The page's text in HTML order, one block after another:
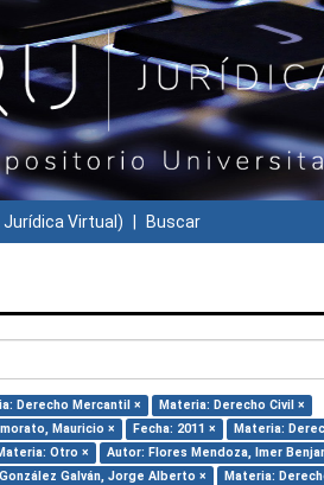
Virtual) Buscar
Derecho Mercantil ×
Materia: Derecho Civil ×
Mauricio × Fecha: 2011 ×
Materia:
Otro ×
Autor: Flores Mendoza, Imer
Galván, Jorge Alberto × Materia: